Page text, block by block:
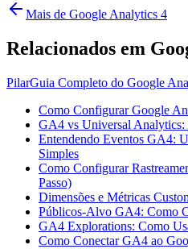
Mais de Google Analytics 4
Relacionados em
PilarGuia Completo do Google
Como Configurar Google
GA4 vs Universal Analytics:
Entendendo Eventos GA4:
Simples
Como Configurar
Passo)
Dimensões e Métricas
Públicos-Alvo GA4: Como
GA4 Explorations: Como
Como Conectar GA4 ao